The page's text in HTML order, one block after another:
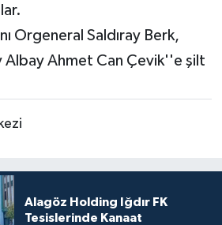
Orgeneral Saldıray Berk,
Albay Ahmet Can Çevik''e şilt
Alagöz Holding Iğdır FK
Tesislerinde Kanaat